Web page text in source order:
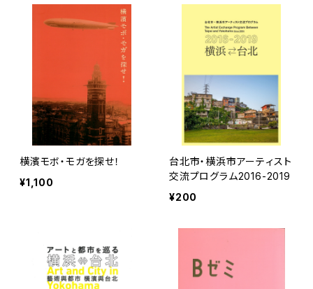
横濱モボ・モガを探せ！
¥1,100
台北市・横浜市アーティスト
交流プログラム2016-2019
¥200